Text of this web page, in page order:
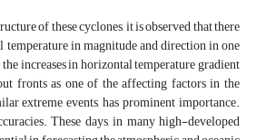
of these cyclones, it is observed that there
in magnitude and direction in one
increases in horizontal temperature gradient
fronts as one of the affecting factors in the
extreme events, has prominent importance.
These days, in many high-developed